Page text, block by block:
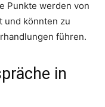
Punkte werden von
und könnten zu
führen.
in